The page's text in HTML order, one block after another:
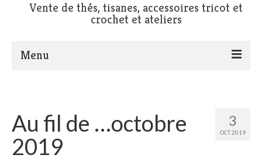
Vente de thés, tisanes, accessoires tricot et
crochet et ateliers
Menu
Ateliers Tricot crochet
3
OCT 2019
Au fil de …octobre
2019